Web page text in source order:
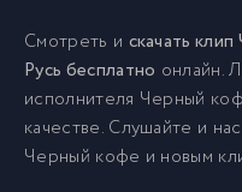
Смотреть и скачать
Русь бесплатно онлайн.
исполнителя Черный
качестве. Слушайте и
Черный кофе и новым